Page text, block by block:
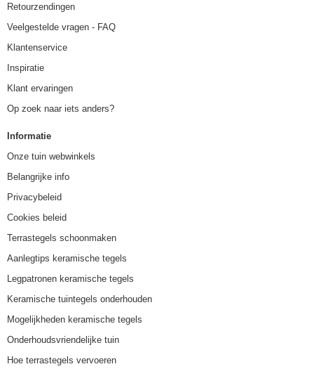
Retourzendingen
Veelgestelde vragen - FAQ
Klantenservice
Inspiratie
Klant ervaringen
Op zoek naar iets anders?
Informatie
Onze tuin webwinkels
Belangrijke info
Privacybeleid
Cookies beleid
Terrastegels schoonmaken
Aanlegtips keramische tegels
Legpatronen keramische tegels
Keramische tuintegels onderhouden
Mogelijkheden keramische tegels
Onderhoudsvriendelijke tuin
Hoe terrastegels vervoeren